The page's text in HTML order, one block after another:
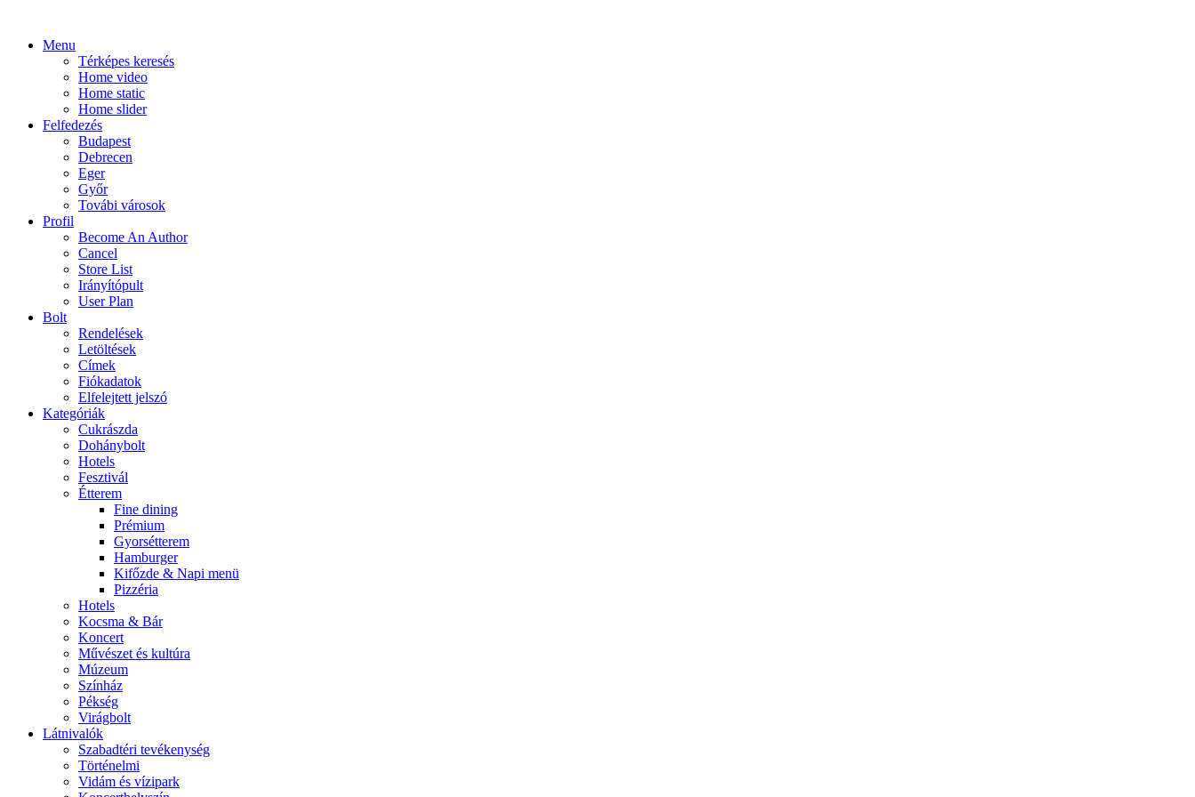
Menu
Térképes keresés
Home video
Home static
Home slider
Felfedezés
Budapest
Debrecen
Eger
Győr
Továbi városok
Profil
Become An Author
Cancel
Store List
Irányítópult
User Plan
Bolt
Rendelések
Letöltések
Címek
Fiókadatok
Elfelejtett jelszó
Kategóriák
Cukrászda
Dohánybolt
Hotels
Fesztivál
Étterem
Fine dining
Prémium
Gyorsétterem
Hamburger
Kifőzde & Napi menü
Pizzéria
Hotels
Kocsma & Bár
Koncert
Művészet és kultúra
Múzeum
Színház
Pékség
Virágbolt
Látnivalók
Szabadtéri tevékenység
Történelmi
Vidám és vízipark